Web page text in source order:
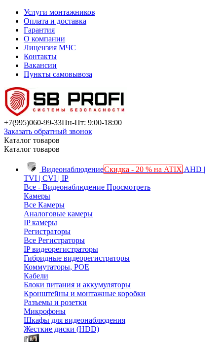
Услуги монтажников
Оплата и доставка
Гарантия
О компании
Лицензия МЧС
Контакты
Вакансии
Пункты самовывоза
+7(995)060-99-33Пн-Пт: 9:00-18:00
Заказать обратный звонок
Каталог товаров
Каталог товаров
ВидеонаблюдениеСкидка - 20 % на ATIX AHD |
TVI | CVI | IP
Все - Видеонаблюдение Просмотреть
Камеры
Все Камеры
Аналоговые камеры
IP камеры
Регистраторы
Все Регистраторы
IP видеорегистраторы
Гибридные видеорегистраторы
Коммутаторы, POE
Кабели
Блоки питания и аккумуляторы
Кронштейны и монтажные коробки
Разъемы и розетки
Микрофоны
Шкафы для видеонаблюдения
Жесткие диски (HDD)